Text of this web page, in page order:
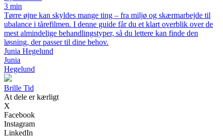
3 min
Tørre øjne kan skyldes mange ting – fra miljø og skærmarbejde til
ubalance i tårefilmen. I denne guide får du et klart overblik over de
mest almindelige behandlingstyper, så du lettere kan finde den
løsning, der passer til dine behov.
Junia Hegelund
Junia
Hegelund
Brille Tid
At dele er kærligt
X
Facebook
Instagram
LinkedIn